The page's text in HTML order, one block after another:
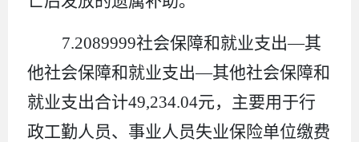
7.2089999社会保障和就业支出—其
他社会保障和就业支出—其他社会保障和
就业支出合计49,234.04元， 主要用于行
政工勤人员、事业人员失业保险单位缴费